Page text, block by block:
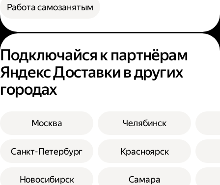
Работа самозанятым
Подключайся к партнёрам
Яндекс Доставки в других
городах
Москва
Санкт-Петербург
Новосибирск
Челябинск
Красноярск
Самара